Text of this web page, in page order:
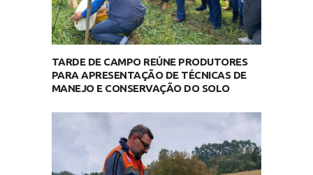
TARDE DE CAMPO REÚNE PRODUTORES
PARA APRESENTAÇÃO DE TÉCNICAS DE
MANEJO E CONSERVAÇÃO DO SOLO